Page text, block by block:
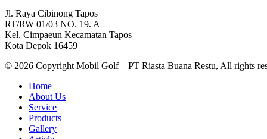
Jl. Raya Cibinong Tapos
RT/RW 01/03 NO. 19. A
Kel. Cimpaeun Kecamatan Tapos
Kota Depok 16459
© 2026 Copyright Mobil Golf – PT Riasta Buana Restu, All rights
Home
About Us
Service
Products
Gallery